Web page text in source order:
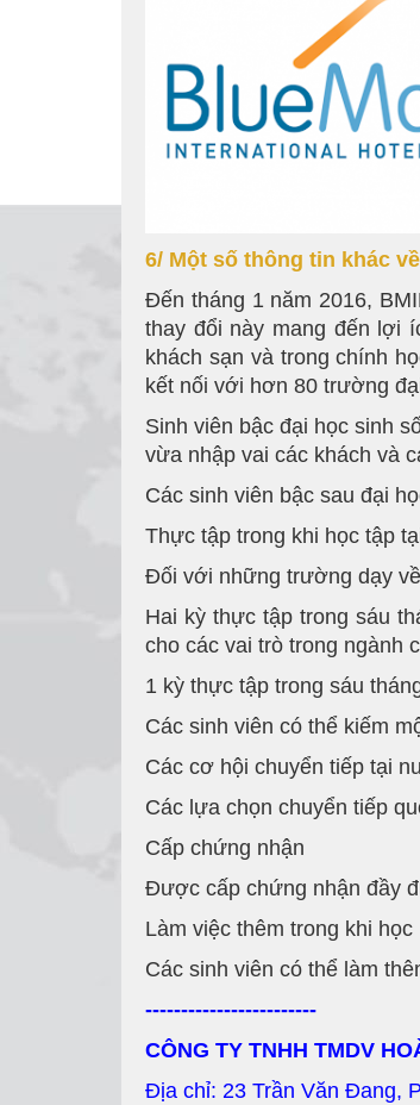
6/ Một số thông tin khác
Đến tháng 1 năm 2016,
thay đổi này mang đến lợi
khách sạn và trong chính
kết nối với hơn 80 trường
Sinh viên bậc đại học sinh
vừa nhập vai các khách và
Các sinh viên bậc sau đại
Thực tập trong khi học tập
Đối với những trường dạy
Hai kỳ thực tập trong sáu
cho các vai trò trong ngành
1 kỳ thực tập trong sáu
Các sinh viên có thể kiếm
Các cơ hội chuyển tiếp tại
Các lựa chọn chuyển tiếp
Cấp chứng nhận
Được cấp chứng nhận đầy
Làm việc thêm trong khi học
Các sinh viên có thể làm
------------------------
CÔNG TY TNHH TMDV
Địa chỉ: 23 Trần Văn Đang,